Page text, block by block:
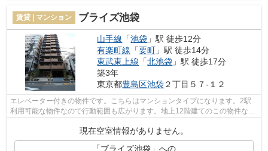
賃貸 | マンション ブライズ池袋
山手線 「池袋 」駅 徒歩12分
有楽町線 「要町 」駅 徒歩14分
東武東上線 「北池袋 」駅 徒歩17分
築3年
東京都豊島区池袋２丁目５７-１２
エレベーター付きの物件です。こちらはマンションタイプになります。2駅
利用可能な物件なので行動範囲も広がります。地上12階建てのこの物件なら
景色もバッチリです。room-light@fudos...
現在空室情報がありません。
「ブライズ池袋」への